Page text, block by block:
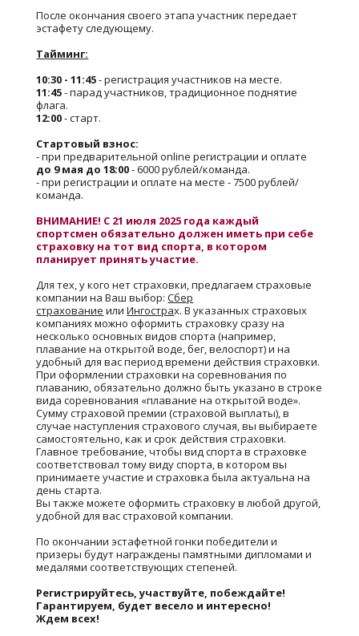
После окончания своего этапа участник передает
эстафету следующему.
Тайминг:
10:30 - 11:45- регистрация участников на месте.
11:45- парад участников, традиционное поднятие
флага.
12:00- старт.
Стартовый взнос:
- при предварительной online регистрации и оплате
до 9 мая до 18:00- 6000 рублей/команда.
- при регистрации и оплате на месте - 7500 рублей/
команда.
ВНИМАНИЕ! С 21 июля 2025 года каждый
спортсмен обязательно должен иметь при себе
страховку на тот вид спорта, в котором
планирует принять участие.
Для тех, у кого нет страховки, предлагаем страховые
компании на Ваш выбор:Сбер
страхование илиИнгострах. В указанных страховых
компаниях можно оформить страховку сразу на
несколько основных видов спорта (например,
плавание на открытой воде, бег, велоспорт) и на
удобный для вас период времени действия страховки.
При оформлении страховки на соревнования по
плаванию, обязательно должно быть указано в строке
вида соревнования «плавание на открытой воде».
Сумму страховой премии (страховой выплаты), в
случае наступления страхового случая, вы выбираете
самостоятельно, как и срок действия страховки.
Главное требование, чтобы вид спорта в страховке
соответствовал тому виду спорта, в котором вы
принимаете участие и страховка была актуальна на
день старта.
Вы также можете оформить страховку в любой другой,
удобной для вас страховой компании.
По окончании эстафетной гонки победители и
призеры будут награждены памятными дипломами и
медалями соответствующих степеней.
Регистрируйтесь, участвуйте, побеждайте!
Гарантируем, будет весело и интересно!
Ждем всех!